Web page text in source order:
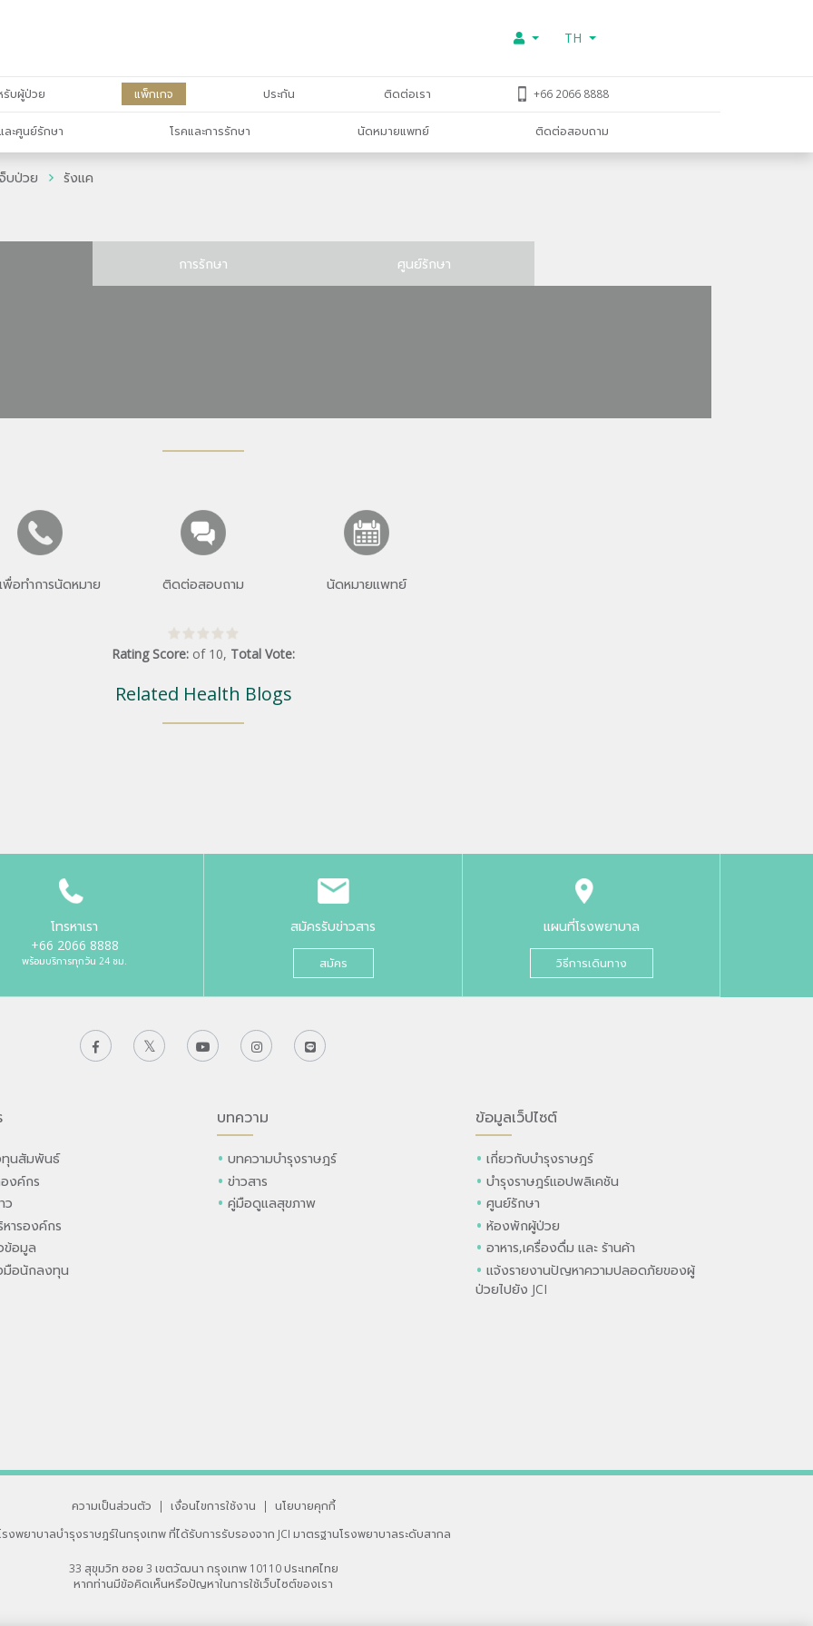
TH
รับผู้ป่วย แพ็กเกจ ประกัน ติดต่อเรา +66 2066 8888
ะศูนย์รักษา โรคและการรักษา นัดหมายแพทย์ ติดต่อสอบถาม
จ็บป่วย รังแค
การรักษา ศูนย์รักษา
พื่อทำการนัดหมาย ติดต่อสอบถาม นัดหมายแพทย์
Rating Score: of 10, Total Vote:
Related Health Blogs
โทรหาเรา
+66 2066 8888
พร้อมบริการทุกวัน 24 ชม.
สมัครรับข่าวสาร
สมัคร
แผนที่โรงพยาบาล
วิธีการเดินทาง
นสัมพันธ์
งค์กร
ว
หารองค์กร
ข้อมูล
มือนักลงทุน
บทความ
บทความบำรุงราษฎร์
ข่าวสาร
คู่มือดูแลสุขภาพ
ข้อมูลเว็ปไซต์
เกี่ยวกับบำรุงราษฎร์
บำรุงราษฎร์แอปพลิเคชัน
ศูนย์รักษา
ห้องพักผู้ป่วย
อาหาร,เครื่องดื่ม และ ร้านค้า
แจ้งรายงานปัญหาความปลอดภัยของผู้
ป่วยไปยัง JCI
ความเป็นส่วนตัว | เงื่อนไขการใช้งาน |
นโยบายคุกกี้
งพยาบาลบำรุงราษฎร์ในกรุงเทพที่ได้รับการรับรองจาก JCI มาตรฐานโรงพยาบาลระดับสากล
33 สุขุมวิท ซอย 3 เขตวัฒนา กรุงเทพ 10110 ประเทศไทย
หากท่านมีข้อคิดเห็นหรือปัญหาในการใช้เว็บไซต์ของเรา